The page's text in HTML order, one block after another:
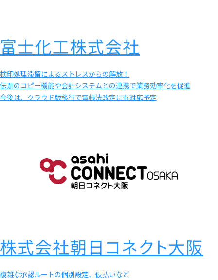
富士化工株式会社
検印処理滞留によるストレスからの解放！
伝票のコピー機能や会計システムとの連携で業務効率化を促進
今後は、クラウド版移行で電帳法改定にも対応予定
株式会社朝日コネクト大阪
複雑な承認ルートの個別設定、仮払いなど